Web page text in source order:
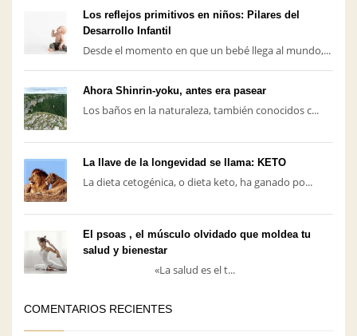
Los reflejos primitivos en niños: Pilares del
Desarrollo Infantil
Desde el momento en que un bebé llega al mundo,...
Ahora Shinrin-yoku, antes era pasear
Los baños en la naturaleza, también conocidos c...
La llave de la longevidad se llama: KETO
La dieta cetogénica, o dieta keto, ha ganado po...
El psoas , el músculo olvidado que moldea tu
salud y bienestar
«La salud es el t...
COMENTARIOS RECIENTES